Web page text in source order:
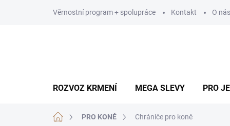
Věrnostní program + spolupráce Kontakt O nás
ROZVOZ KRMENÍ MEGA SLEVY PRO
Domů PRO KONĚ Chrániče pro koně